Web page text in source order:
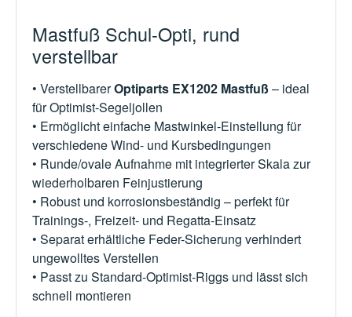
Mastfuß Schul-Opti, rund
verstellbar
• VerstellbarerOptiparts EX1202 Mastfuß– ideal
für Optimist-Segeljollen
• Ermöglicht einfache Mastwinkel-Einstellung für
verschiedene Wind- und Kursbedingungen
• Runde/ovale Aufnahme mit integrierter Skala zur
wiederholbaren Feinjustierung
• Robust und korrosionsbeständig – perfekt für
Trainings-, Freizeit- und Regatta-Einsatz
• Separat erhältliche Feder-Sicherung verhindert
ungewolltes Verstellen
• Passt zu Standard-Optimist-Riggs und lässt sich
schnell montieren